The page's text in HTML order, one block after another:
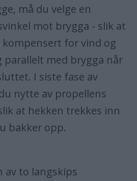
må du velge en
mot brygga - slik at
for vind og
parallelt med brygga når
I siste fase av
nytte av propellens
at hekken trekkes inn
bakker opp.
av to langskips